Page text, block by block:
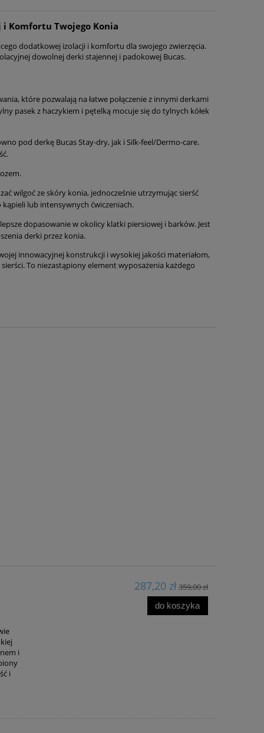
i Komfortu Twojego Konia
dodatkowej izolacji i komfortu dla swojego zwierzęcia.
dowolnej derki stajennej i padokowej Bucas.
które pozwalają na łatwe połączenie z innymi derkami
pasek z haczykiem i pętelką mocuje się do tylnych kółek
pod derkę Bucas Stay-dry, jak i Silk-feel/Dermo-care.
wilgoć ze skóry konia, jednocześnie utrzymując sierść
kąpieli lub intensywnych ćwiczeniach.
dopasowanie w okolicy klatki piersiowej i barków. Jest
derki przez konia.
innowacyjnej konstrukcji i wysokiej jakości materiałom,
To niezastąpiony element wyposażenia każdego
i
i
287,20 zł359,00 zł
do koszyka